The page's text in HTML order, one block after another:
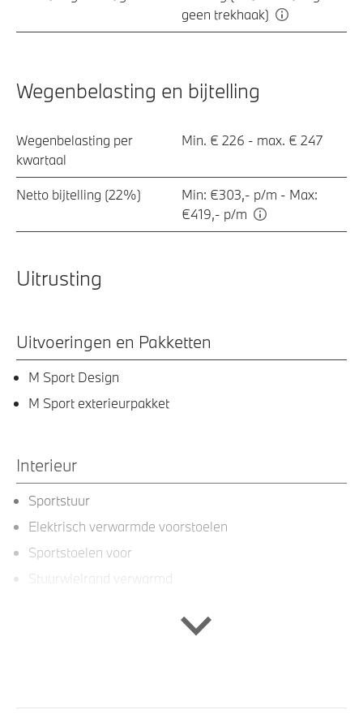
geen trekhaak)
Wegenbelasting en bijtelling
Wegenbelasting per
kwartaal
Min. € 226 - max. € 247
Netto bijtelling (22%)
Min: €303,- p/m - Max:
€419,- p/m
Uitrusting
Uitvoeringen en Pakketten
M Sport Design
M Sport exterieurpakket
Interieur
Sportstuur
Elektrisch verwarmde voorstoelen
Sportstoelen voor
Stuurwielrand verwarmd